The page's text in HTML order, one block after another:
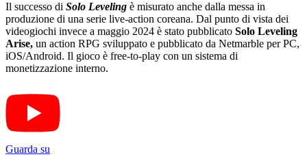
Il successo di Solo Leveling è misurato anche dalla messa in
produzione di una serie live-action coreana. Dal punto di vista dei
videogiochi invece a maggio 2024 è stato pubblicato Solo Leveling
Arise, un action RPG sviluppato e pubblicato da Netmarble per PC,
iOS/Android. Il gioco è free-to-play con un sistema di
monetizzazione interno.
Guarda su